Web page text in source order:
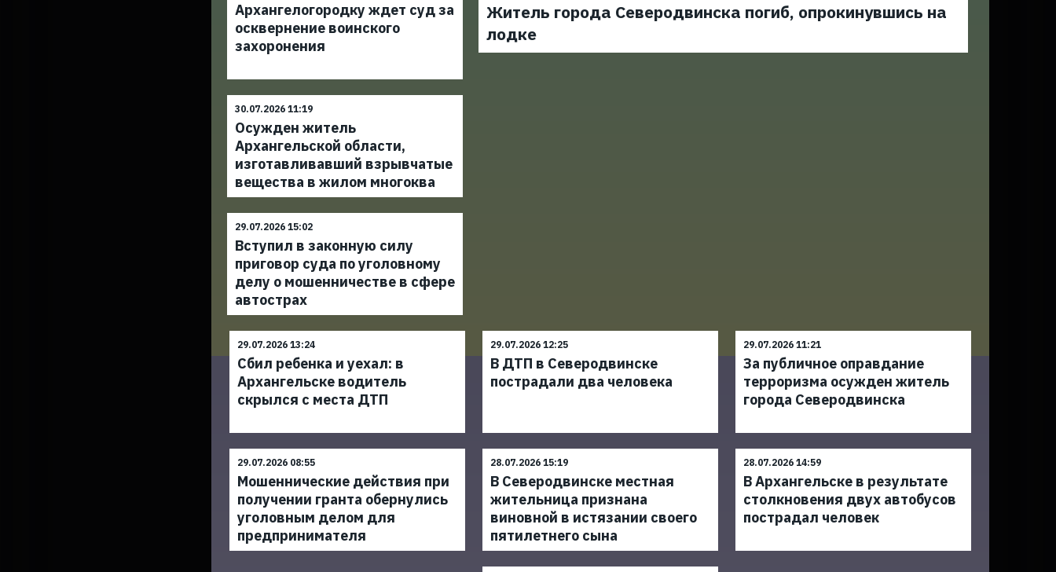
Архангелогородку ждет суд за
осквернение воинского
захоронения
Житель города Северодвинска погиб, опрокинувшись на
лодке
30.07.2026 11:19
Осужден житель
Архангельской области,
изготавливавший взрывчатые
вещества в жилом многоква
29.07.2026 15:02
Вступил в законную силу
приговор суда по уголовному
делу о мошенничестве в сфере
автострах
29.07.2026 13:24
Сбил ребенка и уехал: в
Архангельске водитель
скрылся с места ДТП
29.07.2026 12:25
В ДТП в Северодвинске
пострадали два человека
29.07.2026 11:21
За публичное оправдание
терроризма осужден житель
города Северодвинска
29.07.2026 08:55
Мошеннические действия при
получении гранта обернулись
уголовным делом для
предпринимателя
28.07.2026 15:19
В Северодвинске местная
жительница признана
виновной в истязании своего
пятилетнего сына
28.07.2026 14:59
В Архангельске в результате
столкновения двух автобусов
пострадал человек